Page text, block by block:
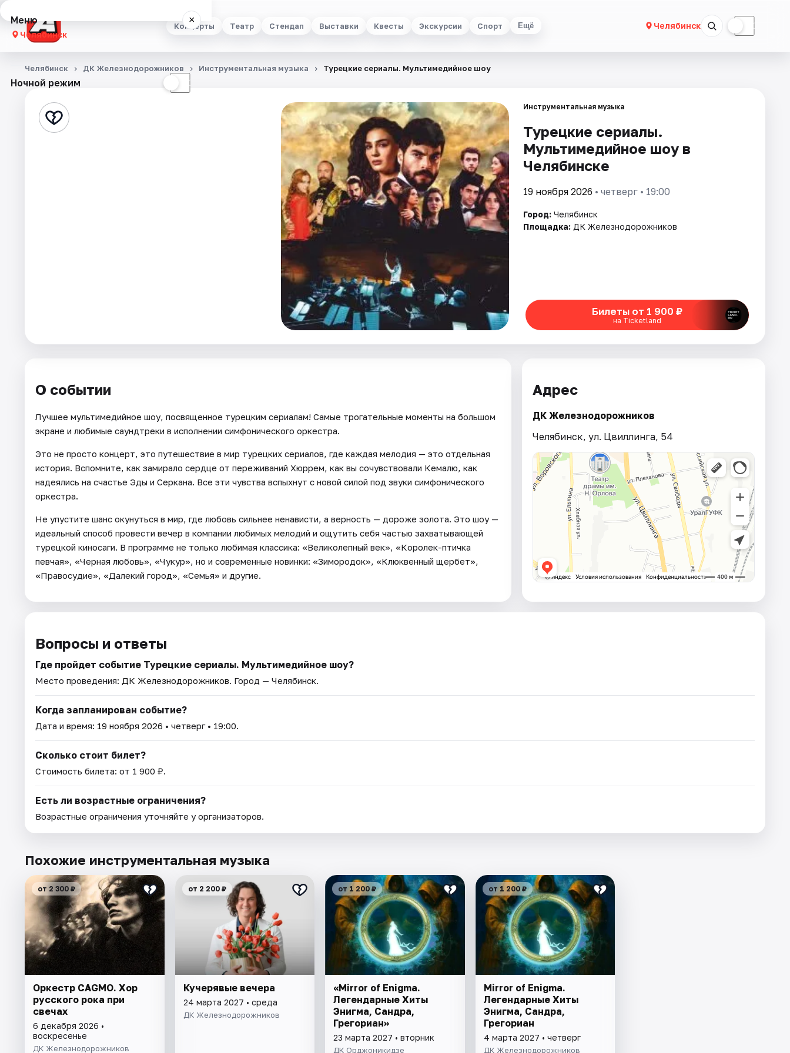
Концерты Театр Стендап Выставки Квесты Экскурсии Спорт Ещё Челябинск ☾
Меню ×
Челябинск
Концерты
Стендап
Ночной режим ☾
Челябинск ДК Железнодорожников Инструментальная музыка Турецкие сериалы. Мультимедийное шоу
Инструментальная музыка
Турецкие сериалы.
Мультимедийное шоу в
Челябинске
19 ноября 2026 • четверг • 19:00
Город: Челябинск
Площадка: ДК Железнодорожников
Билеты от 1 900 ₽
на Ticketland
О событии
Лучшее мультимедийное шоу, посвященное турецким сериалам! Самые трогательные моменты на большом
экране и любимые саундтреки в исполнении симфонического оркестра.
Это не просто концерт, это путешествие в мир турецких сериалов, где каждая мелодия — это отдельная
история. Вспомните, как замирало сердце от переживаний Хюррем, как вы сочувствовали Кемалю, как
надеялись на счастье Эды и Серкана. Все эти чувства вспыхнут с новой силой под звуки симфонического
оркестра.
Не упустите шанс окунуться в мир, где любовь сильнее ненависти, а верность — дороже золота. Это шоу —
идеальный способ провести вечер в компании любимых мелодий и ощутить себя частью захватывающей
турецкой киносаги. В программе не только любимая классика: «Великолепный век», «Королек-птичка
певчая», «Черная любовь», «Чукур», но и современные новинки: «Зимородок», «Клюквенный щербет»,
«Правосудие», «Далекий город», «Семья» и другие.
Адрес
ДК Железнодорожников
Челябинск, ул. Цвиллинга, 54
Вопросы и ответы
Где пройдет событие Турецкие сериалы. Мультимедийное шоу?
Место проведения: ДК Железнодорожников. Город — Челябинск.
Когда запланирован событие?
Дата и время: 19 ноября 2026 • четверг • 19:00.
Сколько стоит билет?
Стоимость билета: от 1 900 ₽.
Есть ли возрастные ограничения?
Возрастные ограничения уточняйте у организаторов.
Похожие инструментальная музыка
от 2 300 ₽
Оркестр CAGMO. Хор
русского рока при
свечах
6 декабря 2026 •
воскресенье
ДК Железнодорожников
от 2 200 ₽
Кучерявые вечера
24 марта 2027 • среда
ДК Железнодорожников
от 1 200 ₽
«Mirror of Enigma.
Легендарные Хиты
Энигма, Сандра,
Грегориан»
23 марта 2027 • вторник
ДК Орджоникидзе
от 1 200 ₽
Mirror of Enigma.
Легендарные Хиты
Энигма, Сандра,
Грегориан
4 марта 2027 • четверг
ДК Железнодорожников